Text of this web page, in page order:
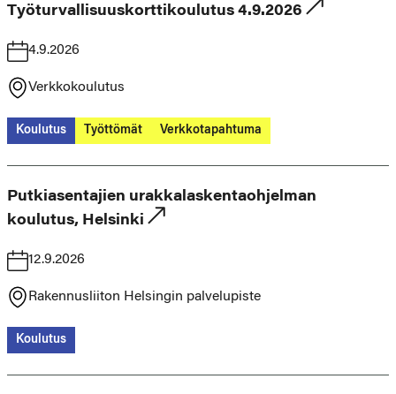
Työturvallisuuskorttikoulutus 4.9.2026
4.9.2026
Verkkokoulutus
Koulutus Työttömät Verkkotapahtuma
Putkiasentajien urakkalaskentaohjelman
koulutus, Helsinki
12.9.2026
Rakennusliiton Helsingin palvelupiste
Koulutus